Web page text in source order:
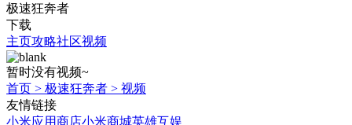
极速狂奔者
下载
主页攻略社区视频
暂时没有视频~
首页 > 极速狂奔者 > 视频
友情链接
小米应用商店小米商城英雄互娱